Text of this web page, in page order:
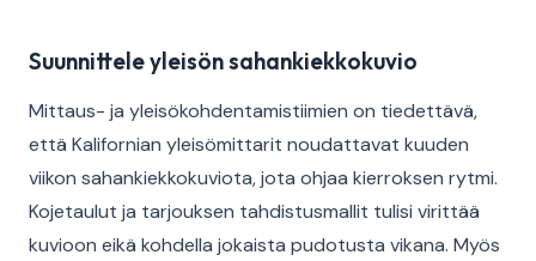
Suunnittele yleisön sahankiekkokuvio
Mittaus- ja yleisökohdentamistiimien on tiedettävä,
että Kalifornian yleisömittarit noudattavat kuuden
viikon sahankiekkokuviota, jota ohjaa kierroksen rytmi.
Kojetaulut ja tarjouksen tahdistusmallit tulisi virittää
kuvioon eikä kohdella jokaista pudotusta vikana. Myös